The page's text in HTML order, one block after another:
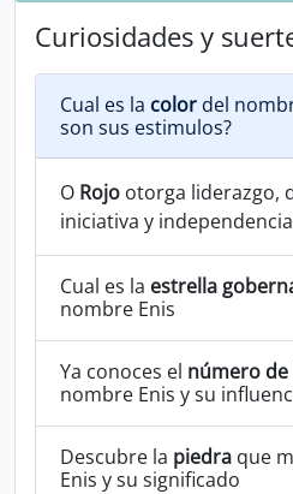
Curiosidades y
Cual es la color del
son sus estimulos?
O Rojo otorga liderazgo,
iniciativa y
Cual es la estrella
nombre Enis
Ya conoces el número
nombre Enis y su
Descubre la piedra que
Enis y su significado